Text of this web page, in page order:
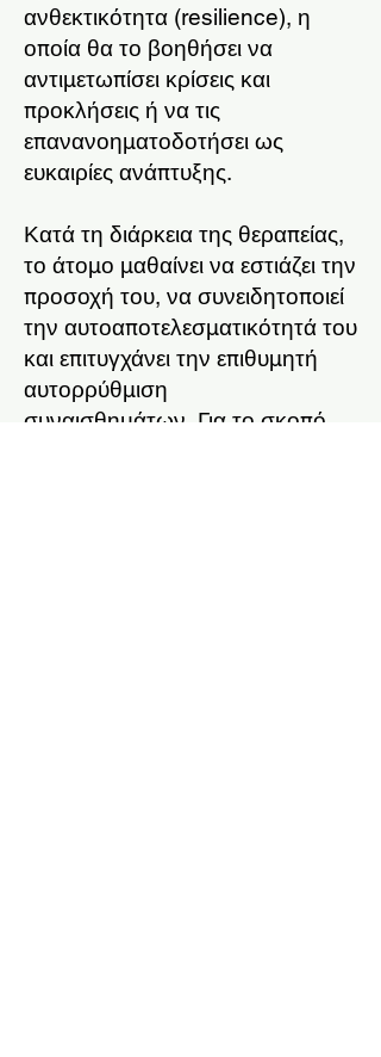
ανθεκτικότητα (resilience), η
οποία θα το βοηθήσει να
αντιμετωπίσει κρίσεις και
προκλήσεις ή να τις
επανανοηματοδοτήσει ως
ευκαιρίες ανάπτυξης.
Κατά τη διάρκεια της θεραπείας,
το άτομο μαθαίνει να εστιάζει την
προσοχή του, να συνειδητοποιεί
την αυτοαποτελεσματικότητά του
και επιτυγχάνει την επιθυμητή
αυτορρύθμιση
συναισθημάτων. Για το σκοπό